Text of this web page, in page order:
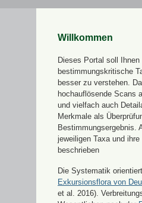
Willkommen
Dieses Portal soll Ihnen
bestimmungskritische
besser zu verstehen.
hochauflösende Scans
und vielfach auch
Merkmale als
Bestimmungsergebnis.
jeweiligen Taxa und
beschrieben
Die Systematik
Exkursionsflora von
et al. 2016).